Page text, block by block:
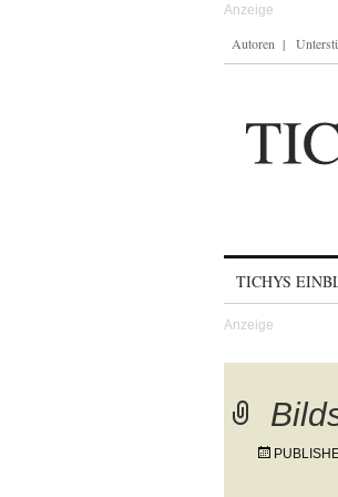
Autoren
TICHYS